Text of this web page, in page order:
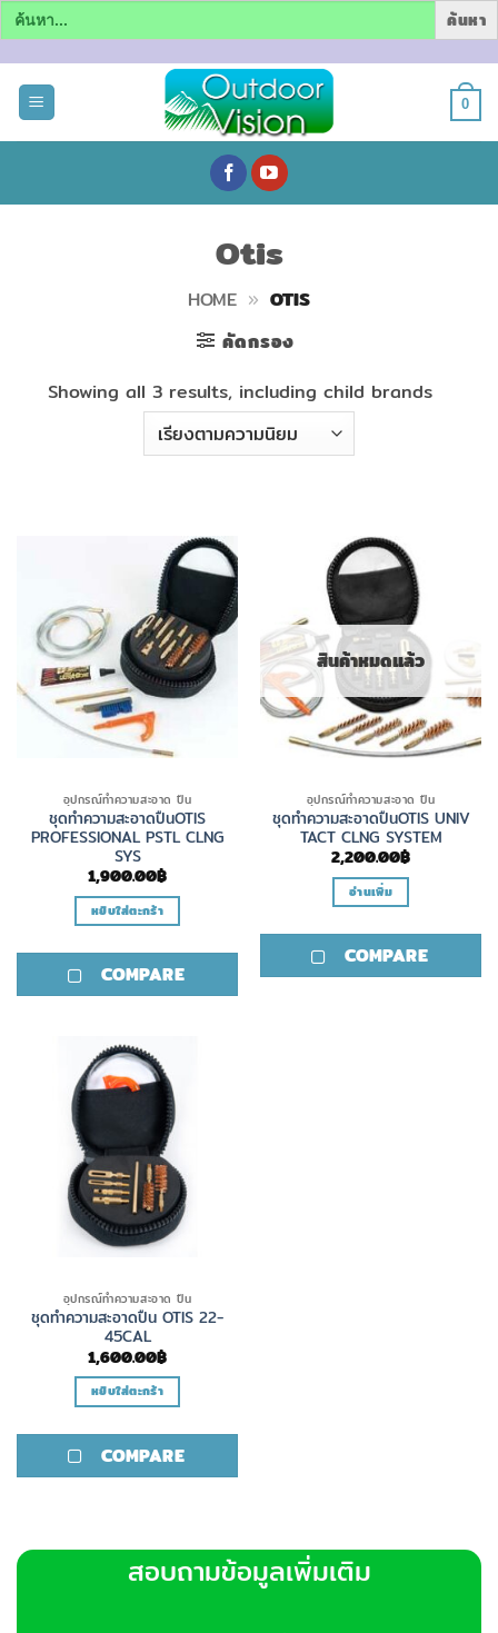
Search
for:
0
Otis
HOME » OTIS
คัดกรอง
Showing all 3 results, including child brands
อุปกรณ์ทำความสะอาด ปืน
ชุดทำความสะอาดปืนOTIS
PROFESSIONAL PSTL CLNG
SYS
1,900.00฿
หยิบใส่ตะกร้า
COMPARE
สินค้าหมดแล้ว
อุปกรณ์ทำความสะอาด ปืน
ชุดทำความสะอาดปืนOTIS UNIV
TACT CLNG SYSTEM
2,200.00฿
อ่านเพิ่ม
COMPARE
อุปกรณ์ทำความสะอาด ปืน
ชุดทำความสะอาดปืน OTIS 22-
45CAL
1,600.00฿
หยิบใส่ตะกร้า
COMPARE
สอบถามข้อมูลเพิ่มเติม